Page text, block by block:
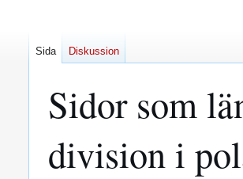
Sidor som
division i
Sida Diskussion